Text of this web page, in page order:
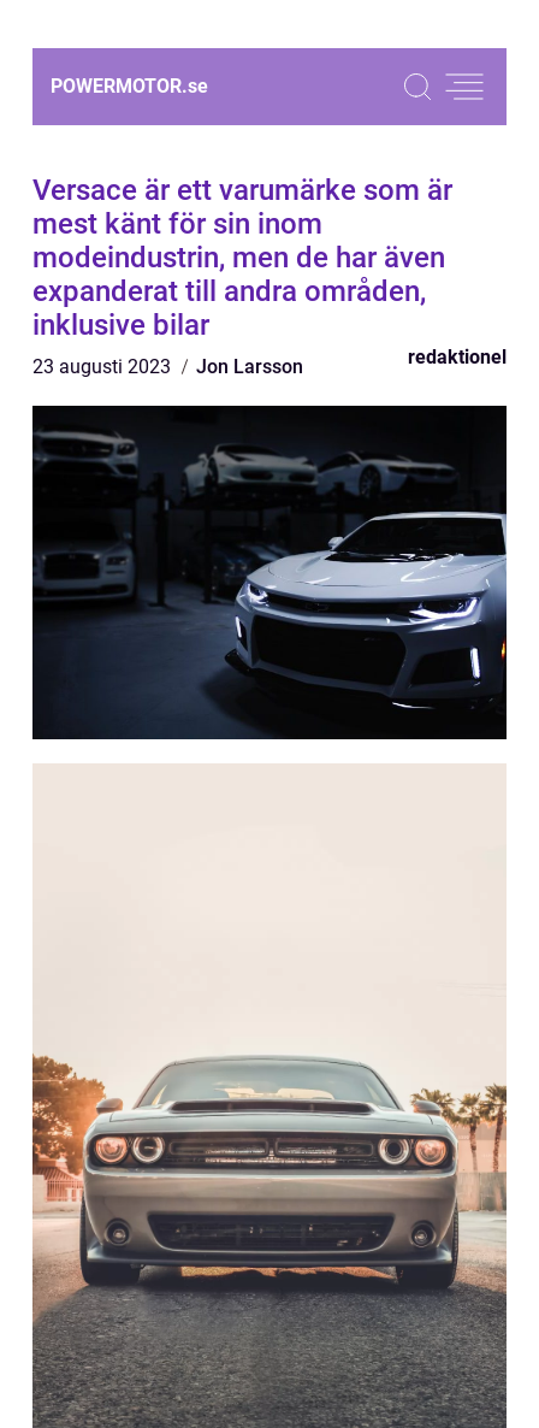
POWERMOTOR.se
Versace är ett varumärke som är
mest känt för sin inom
modeindustrin, men de har även
expanderat till andra områden,
inklusive bilar
23 augusti 2023 Jon Larsson redaktionel